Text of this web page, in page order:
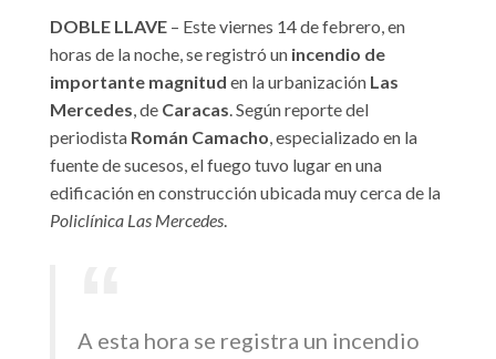
DOBLE LLAVE – Este viernes 14 de febrero, en
horas de la noche, se registró un incendio de
importante magnitud en la urbanización Las
Mercedes, de Caracas. Según reporte del
periodista Román Camacho, especializado en la
fuente de sucesos, el fuego tuvo lugar en una
edificación en construcción ubicada muy cerca de la
Policlínica Las Mercedes.
A esta hora se registra un incendio